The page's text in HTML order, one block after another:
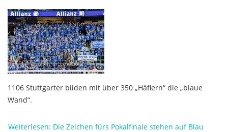
1106 Stuttgarter bilden mit über 350 „Häflern“ die „blaue
Wand“.
Weiterlesen: Die Zeichen fürs Pokalfinale stehen auf Blau